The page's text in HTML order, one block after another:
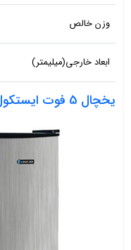
وزن خالص
ابعاد خارجی(میلیمتر)
یخچال 5 فوت ایستکول مدل TM-642-80